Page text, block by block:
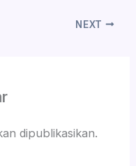
NEXT
dipublikasikan.